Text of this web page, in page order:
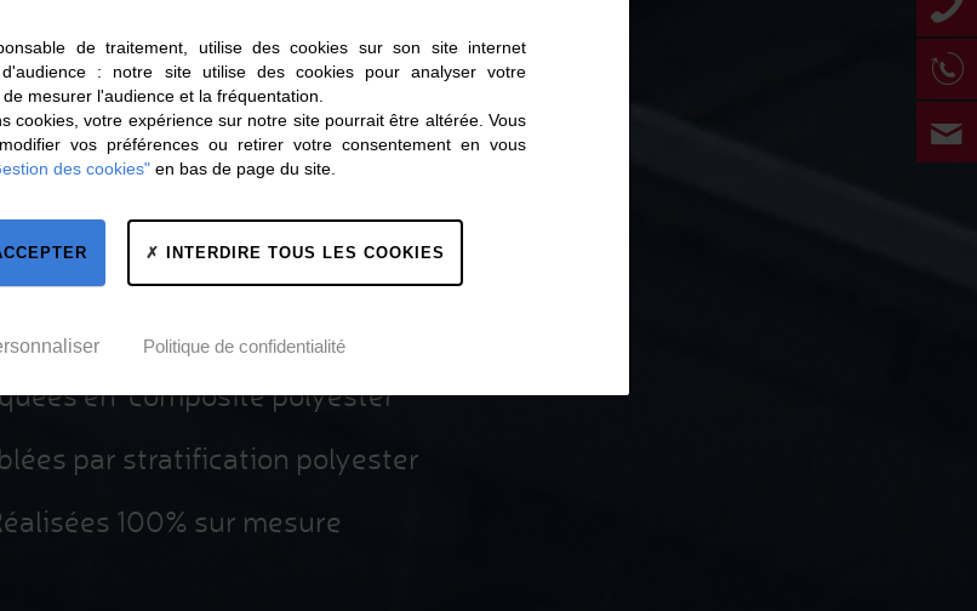
en composite polyester
par stratification polyester
100% sur mesure
de traitement, utilise des cookies sur son site internet
: notre site utilise des cookies pour analyser votre
mesurer l'audience et la fréquentation.
cookies, votre expérience sur notre site pourrait être altérée. Vous
vos préférences ou retirer votre consentement en vous
des cookies" en bas de page du site.
INTERDIRE TOUS LES COOKIES
Politique de confidentialité